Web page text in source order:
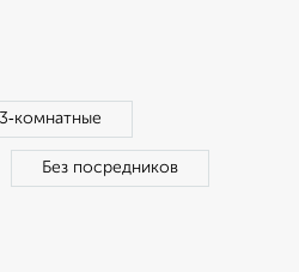
3‑комнатные
Без посредников